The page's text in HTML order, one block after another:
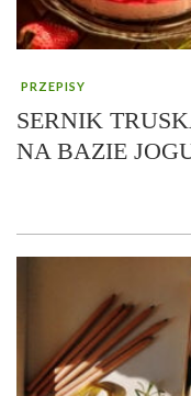
PRZEPISY
SERNIK
NA BAZIE